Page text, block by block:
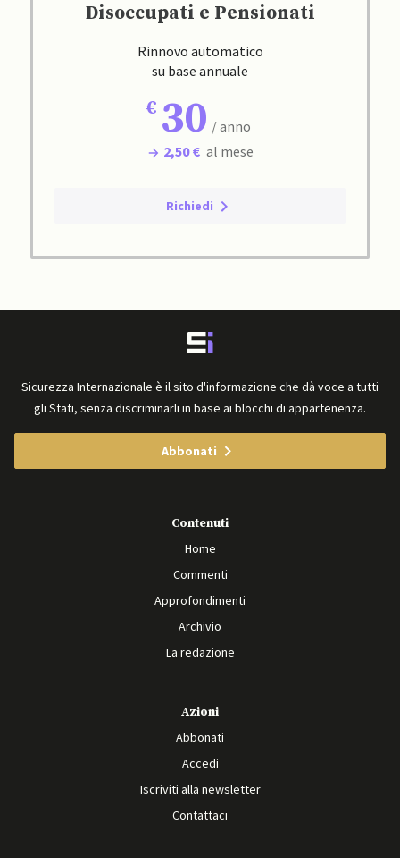
Disoccupati e Pensionati
Rinnovo automatico
su base annuale
30 / anno
2,50 € al mese
Richiedi
Sicurezza Internazionale è il sito d'informazione che dà voce a tutti
gli Stati, senza discriminarli in base ai blocchi di appartenenza.
Abbonati
Contenuti
Home
Commenti
Approfondimenti
Archivio
La redazione
Azioni
Abbonati
Accedi
Iscriviti alla newsletter
Contattaci